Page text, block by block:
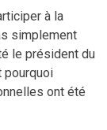
à la
simplement
le président du
pourquoi
ont été